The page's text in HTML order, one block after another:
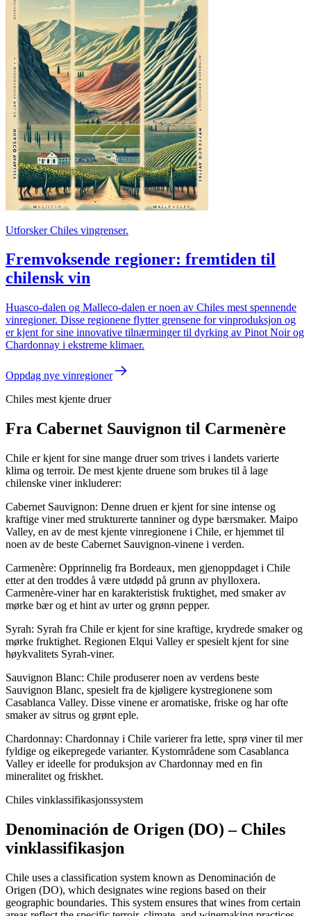
Utforsker Chiles vingrenser.
Fremvoksende regioner: fremtiden til
chilensk vin
Huasco-dalen og Malleco-dalen er noen av Chiles mest spennende
vinregioner. Disse regionene flytter grensene for vinproduksjon og
er kjent for sine innovative tilnærminger til dyrking av Pinot Noir og
Chardonnay i ekstreme klimaer.
Oppdag nye vinregioner
Chiles mest kjente druer
Fra Cabernet Sauvignon til Carmenère
Chile er kjent for sine mange druer som trives i landets varierte
klima og terroir. De mest kjente druene som brukes til å lage
chilenske viner inkluderer:
Cabernet Sauvignon: Denne druen er kjent for sine intense og
kraftige viner med strukturerte tanniner og dype bærsmaker. Maipo
Valley, en av de mest kjente vinregionene i Chile, er hjemmet til
noen av de beste Cabernet Sauvignon-vinene i verden.
Carmenère: Opprinnelig fra Bordeaux, men gjenoppdaget i Chile
etter at den troddes å være utdødd på grunn av phylloxera.
Carmenère-viner har en karakteristisk fruktighet, med smaker av
mørke bær og et hint av urter og grønn pepper.
Syrah: Syrah fra Chile er kjent for sine kraftige, krydrede smaker og
mørke fruktighet. Regionen Elqui Valley er spesielt kjent for sine
høykvalitets Syrah-viner.
Sauvignon Blanc: Chile produserer noen av verdens beste
Sauvignon Blanc, spesielt fra de kjøligere kystregionene som
Casablanca Valley. Disse vinene er aromatiske, friske og har ofte
smaker av sitrus og grønt eple.
Chardonnay: Chardonnay i Chile varierer fra lette, sprø viner til mer
fyldige og eikepregede varianter. Kystområdene som Casablanca
Valley er ideelle for produksjon av Chardonnay med en fin
mineralitet og friskhet.
Chiles vinklassifikasjonssystem
Denominación de Origen (DO) – Chiles
vinklassifikasjon
Chile uses a classification system known as Denominación de
Origen (DO), which designates wine regions based on their
geographic boundaries. This system ensures that wines from certain